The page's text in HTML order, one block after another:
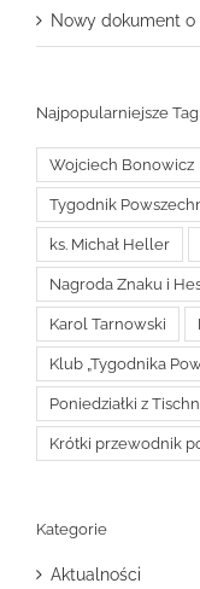
Nowy dokument
Najpopularniejsze Tagi
Wojciech Bonowicz
Tygodnik
ks. Michał Heller
Nagroda Znaku i
Karol Tarnowski
Klub „Tygodnika
Poniedziałki z
Krótki przewodnik
Kategorie
Aktualności